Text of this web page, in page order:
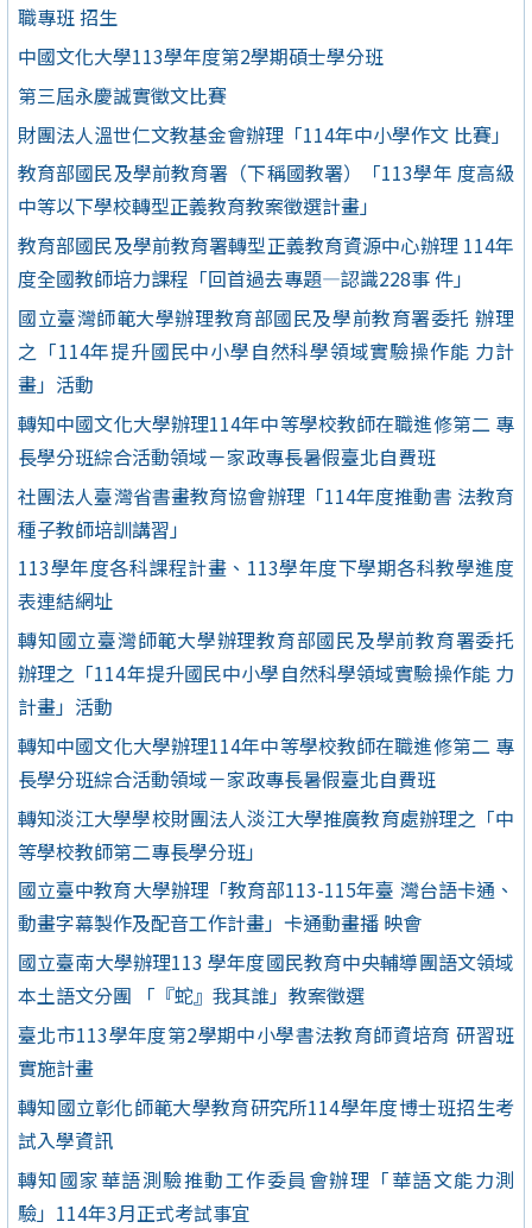
職專班 招生
中國文化大學113學年度第2學期碩士學分班
第三屆永慶誠實徵文比賽
財團法人溫世仁文教基金會辦理「114年中小學作文 比賽」
教育部國民及學前教育署（下稱國教署）「113學年 度高級
中等以下學校轉型正義教育教案徵選計畫」
教育部國民及學前教育署轉型正義教育資源中心辦理 114年
度全國教師培力課程「回首過去專題—認識228事 件」
國立臺灣師範大學辦理教育部國民及學前教育署委托 辦理
之「114年提升國民中小學自然科學領域實驗操作能 力計
畫」活動
轉知中國文化大學辦理114年中等學校教師在職進修第二 專
長學分班綜合活動領域－家政專長暑假臺北自費班
社團法人臺灣省書畫教育協會辦理「114年度推動書 法教育
種子教師培訓講習」
113學年度各科課程計畫、113學年度下學期各科教學進度
表連結網址
轉知國立臺灣師範大學辦理教育部國民及學前教育署委托
辦理之「114年提升國民中小學自然科學領域實驗操作能 力
計畫」活動
轉知中國文化大學辦理114年中等學校教師在職進修第二 專
長學分班綜合活動領域－家政專長暑假臺北自費班
轉知淡江大學學校財團法人淡江大學推廣教育處辦理之「中
等學校教師第二專長學分班」
國立臺中教育大學辦理「教育部113-115年臺 灣台語卡通、
動畫字幕製作及配音工作計畫」卡通動畫播 映會
國立臺南大學辦理113 學年度國民教育中央輔導團語文領域
本土語文分團 「『蛇』我其誰」教案徵選
臺北市113學年度第2學期中小學書法教育師資培育 研習班
實施計畫
轉知國立彰化師範大學教育研究所114學年度博士班招生考
試入學資訊
轉知國家華語測驗推動工作委員會辦理「華語文能力測
驗」114年3月正式考試事宜